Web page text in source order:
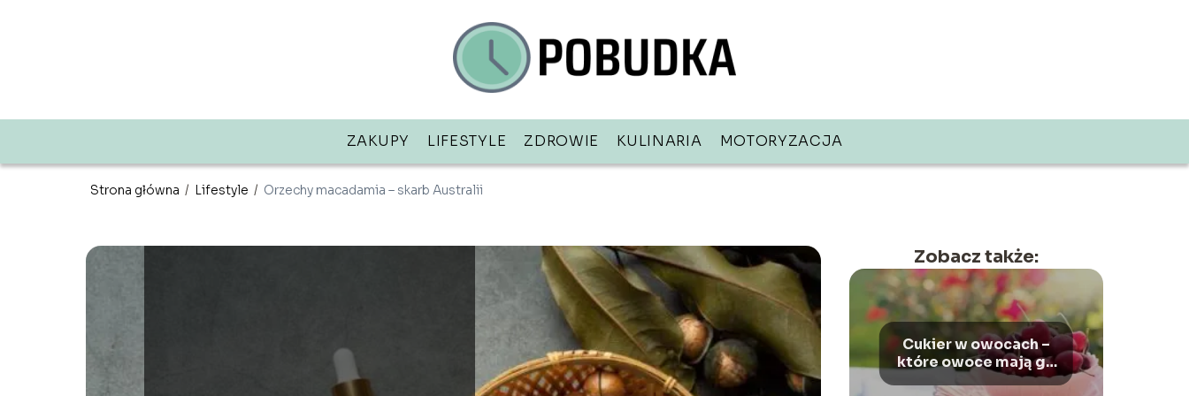
ZAKUPY LIFESTYLE ZDROWIE KULINARIA MOTORYZACJA
Strona główna / Lifestyle / Orzechy macadamia – skarb Australii
Zobacz także:
Cukier w owocach –
które owoce mają go
najwięcej, a które